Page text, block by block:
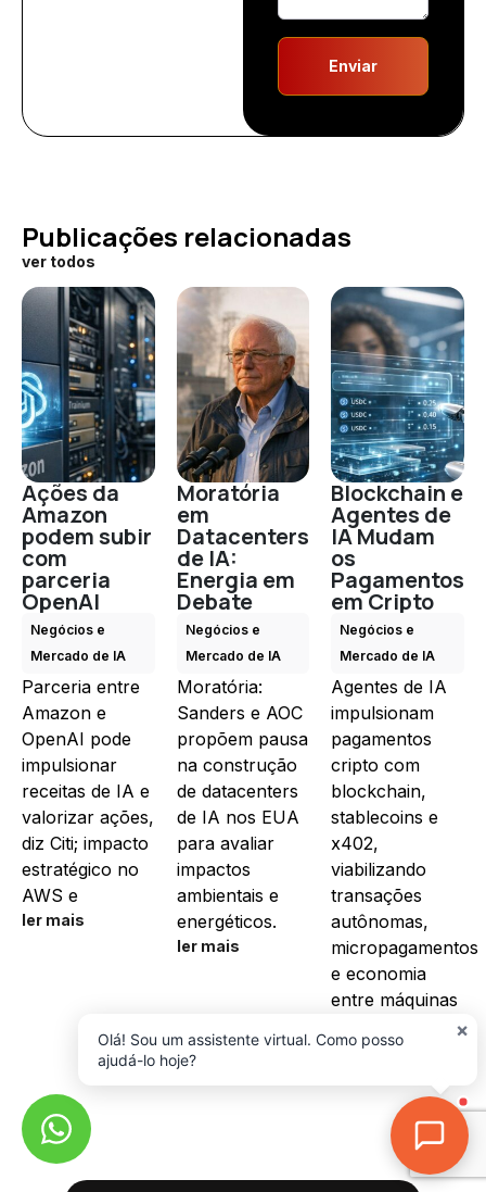
Enviar
Publicações relacionadas
ver todos
Ações da
Amazon
podem subir
com
parceria
OpenAI
Negócios e
Mercado de IA
Parceria entre
Amazon e
OpenAI pode
impulsionar
receitas de IA e
valorizar ações,
diz Citi; impacto
estratégico no
AWS e
ler mais
Moratória
em
Datacenters
de IA:
Energia em
Debate
Negócios e
Mercado de IA
Moratória:
Sanders e AOC
propõem pausa
na construção
de datacenters
de IA nos EUA
para avaliar
impactos
ambientais e
energéticos.
ler mais
Blockchain e
Agentes de
IA Mudam
os
Pagamentos
em Cripto
Negócios e
Mercado de IA
Agentes de IA
impulsionam
pagamentos
cripto com
blockchain,
stablecoins e
x402,
viabilizando
transações
autônomas,
micropagamentos
e economia
entre máquinas
×
Olá! Sou um assistente virtual. Como posso
ajudá-lo hoje?